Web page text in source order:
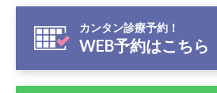
カンタン診療予約！
WEB予約はこちら